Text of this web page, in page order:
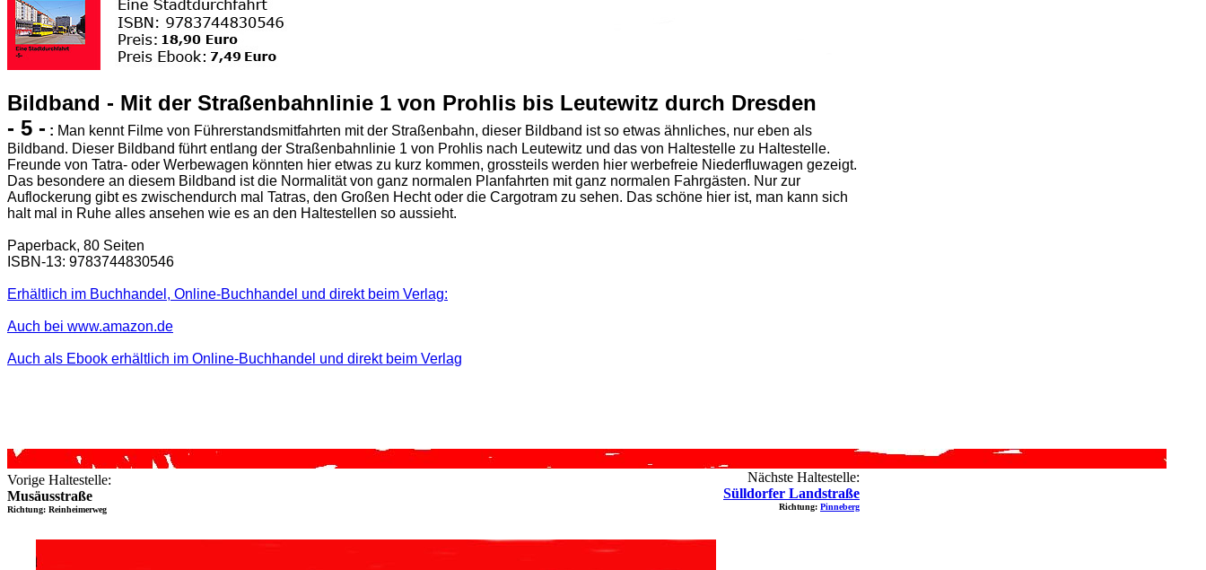
Bildband - Mit der Straßenbahnlinie 1 von Prohlis bis Leutewitz durch Dresden
- 5 - : Man kennt Filme von Führerstandsmitfahrten mit der Straßenbahn, dieser Bildband ist so etwas ähnliches, nur eben als
Bildband. Dieser Bildband führt entlang der Straßenbahnlinie 1 von Prohlis nach Leutewitz und das von Haltestelle zu Haltestelle.
Freunde von Tatra- oder Werbewagen könnten hier etwas zu kurz kommen, grossteils werden hier werbefreie Niederfluwagen gezeigt.
Das besondere an diesem Bildband ist die Normalität von ganz normalen Planfahrten mit ganz normalen Fahrgästen. Nur zur
Auflockerung gibt es zwischendurch mal Tatras, den Großen Hecht oder die Cargotram zu sehen. Das schöne hier ist, man kann sich
halt mal in Ruhe alles ansehen wie es an den Haltestellen so aussieht.
Paperback, 80 Seiten
ISBN-13: 9783744830546
Erhältlich im Buchhandel, Online-Buchhandel und direkt beim Verlag:
Auch bei www.amazon.de
Auch als Ebook erhältlich im Online-Buchhandel und direkt beim Verlag
Nächste Haltestelle:
Sülldorfer Landstraße
Richtung: Pinneberg
Vorige Haltestelle:
Musäusstraße
Richtung: Reinheimerweg